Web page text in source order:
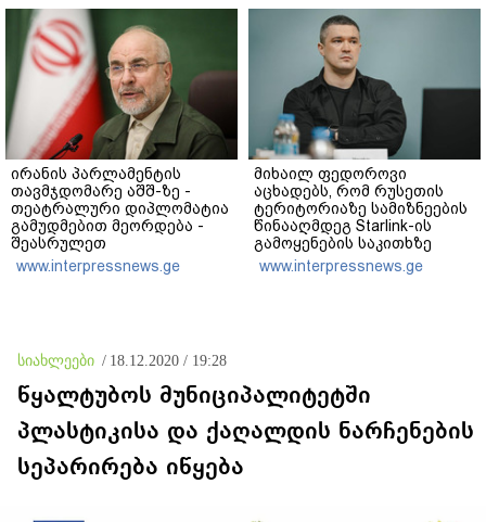
ირანის პარლამენტის
თავმჯდომარე აშშ-ზე -
თეატრალური დიპლომატია
გამუდმებით მეორდება -
შეასრულეთ
ვალდებულებები, მეტი
თეატრი არ გვჭირდება
www.interpressnews.ge
მიხაილ ფედოროვი
აცხადებს, რომ რუსეთის
ტერიტორიაზე სამიზნეების
წინააღმდეგ Starlink-ის
გამოყენების საკითხზე
ილონ მასკთან
მოლაპარაკებებს
www.interpressnews.ge
სიახლეები / 18.12.2020 / 19:28
წყალტუბოს მუნიციპალიტეტში
პლასტიკისა და ქაღალდის ნარჩენების
სეპარირება იწყება